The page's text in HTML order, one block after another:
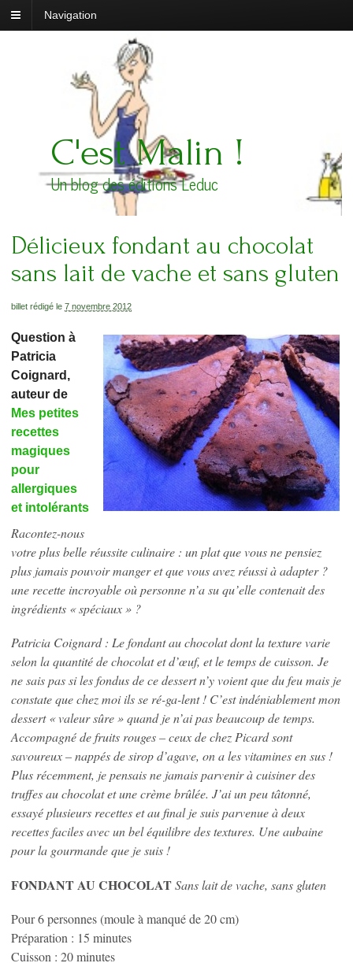
Navigation
C'est Malin !
Un blog des éditions Leduc
Délicieux fondant au chocolat
sans lait de vache et sans gluten
billet rédigé le 7 novembre 2012
Question à
Patricia
Coignard,
auteur de
Mes petites
recettes
magiques
pour
allergiques
et intolérants
Racontez-nous
votre plus belle réussite culinaire : un plat que vous ne pensiez
plus jamais pouvoir manger et que vous avez réussi à adapter ?
une recette incroyable où personne n’a su qu’elle contenait des
ingrédients « spéciaux » ?
Patricia Coignard : Le fondant au chocolat dont la texture varie
selon la quantité de chocolat et d’œuf, et le temps de cuisson. Je
ne sais pas si les fondus de ce dessert n’y voient que du feu mais je
constate que chez moi ils se ré-ga-lent ! C’est indéniablement mon
dessert « valeur sûre » quand je n’ai pas beaucoup de temps.
Accompagné de fruits rouges – ceux de chez Picard sont
savoureux – nappés de sirop d’agave, on a les vitamines en sus !
Plus récemment, je pensais ne jamais parvenir à cuisiner des
truffes au chocolat et une crème brûlée. J’ai un peu tâtonné,
essayé plusieurs recettes et au final je suis parvenue à deux
recettes faciles avec un bel équilibre des textures. Une aubaine
pour la gourmande que je suis !
FONDANT AU CHOCOLATSans lait de vache, sans gluten
Pour 6 personnes (moule à manqué de 20 cm)
Préparation : 15 minutes
Cuisson : 20 minutes